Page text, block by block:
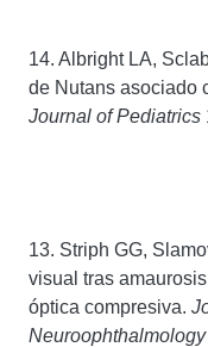
14. Albright LA,
de Nutans asociado
Journal of Pediatrics
13. Striph GG,
visual tras
óptica compresiva.
Neuroophthalmology